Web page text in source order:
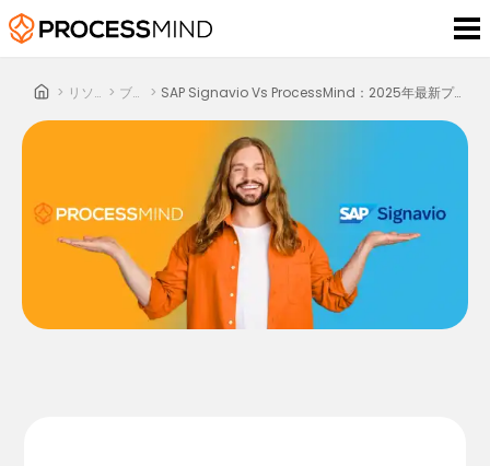
> リソース > ブログ > SAP Signavio Vs ProcessMind：2025年最新プロセスマイニング徹底比較